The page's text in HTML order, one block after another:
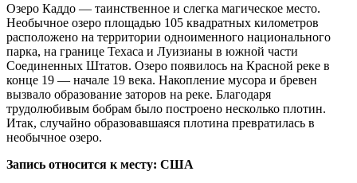
Озеро Каддо — таинственное и слегка магическое место.
Необычное озеро площадью 105 квадратных километров
расположено на территории одноименного национального
парка, на границе Техаса и Луизианы в южной части
Соединенных Штатов. Озеро появилось на Красной реке в
конце 19 — начале 19 века. Накопление мусора и бревен
вызвало образование заторов на реке. Благодаря
трудолюбивым бобрам было построено несколько плотин.
Итак, случайно образовавшаяся плотина превратилась в
необычное озеро.
Запись относится к месту: США